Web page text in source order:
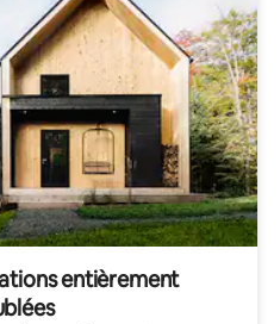
entièrement